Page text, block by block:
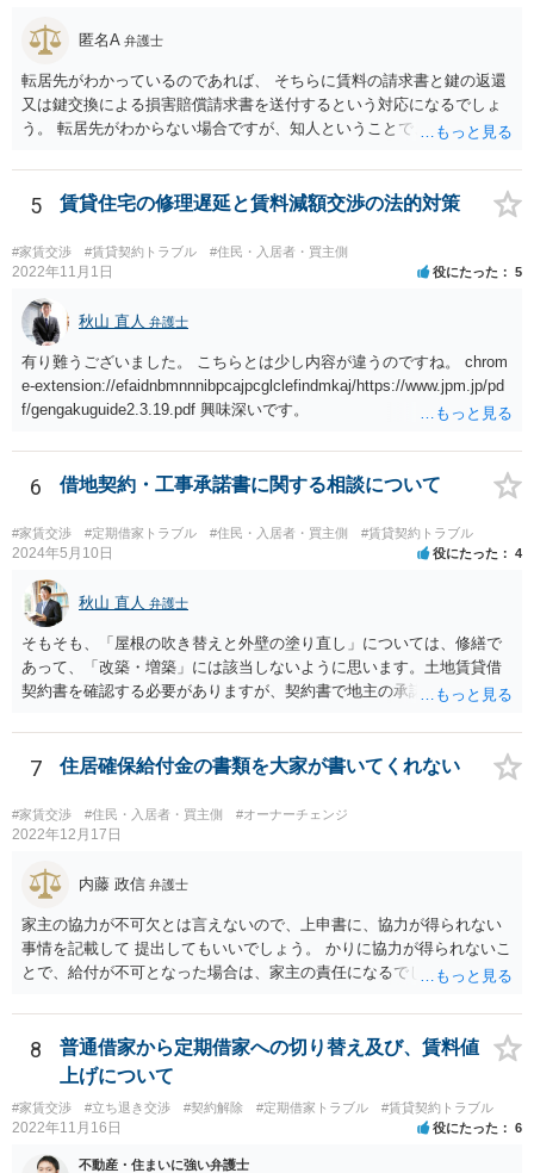
匿名A 弁護士
転居先がわかっているのであれば、 そちらに賃料の請求書と鍵の返還
又は鍵交換による損害賠償請求書を送付するという対応になるでしょ
う。 転居先がわからない場合ですが、知人ということで、連絡がつく
で、適切な対応が望めない場合は、債権回収を弁護士に依頼すること
をご検討ください。
5 賃貸住宅の修理遅延と賃料減額交渉の法的対策
#家賃交渉 #賃貸契約トラブル #住民・入居者・買主側
2022年11月1日 役にたった 5
秋山 直人 弁護士
有り難うございました。 こちらとは少し内容が違うのですね。 chrom
e-extension://efaidnbmnnnibpcajpcglclefindmkaj/https://www.jpm.jp/pd
f/gengakuguide2.3.19.pdf 興味深いです。
6 借地契約・工事承諾書に関する相談について
#家賃交渉 #定期借家トラブル #住民・入居者・買主側 #賃貸契約トラブル
2024年5月10日 役にたった 4
秋山 直人 弁護士
そもそも、「屋根の吹き替えと外壁の塗り直し」については、修繕で
あって、「改築・増築」には該当しないように思います。土地賃貸借
契約書を確認する必要がありますが、契約書で地主の承諾が必要とさ
いのであれば、そもそも地主の承諾は不要なのではないでしょうか。
窓の補修も修繕でしょう。 地代の1．8倍増額というのも無理があるよ
うに思います。2010年から地代が14年間据え置きなのであれば、増額
はやむを得ないと思いますが、（もちろん立地にもよりますが）80％
増が認められる可能性は低いように思います。 地代増額については、
立しなければ、地代増額の裁判を起こして、裁判所選任の不動産鑑定
士による鑑定などを実施して増額が相当と認めてもらわなければでき
ないことです。そう簡単ではありません。 土地賃貸借から家屋の賃貸
借に転換するなどということには全く応じる必要がありません。借地
人から建物を無償で（？）買い取って借地権を奪おうということでし
7 住居確保給付金の書類を大家が書いてくれない
#家賃交渉 #住民・入居者・買主側 #オーナーチェンジ
2022年12月17日
内藤 政信 弁護士
家主の協力が不可欠とは言えないので、上申書に、協力が得られない
事情を記載して 提出してもいいでしょう。 かりに協力が得られないこ
とで、給付が不可となった場合は、家主の責任になるでしょう。
8
普通借家から定期借家への切り替え及び、賃料値
上げについて
#家賃交渉 #立ち退き交渉 #契約解除 #定期借家トラブル #賃貸契約トラブル
2022年11月16日 役にたった 6
不動産・住まいに強い弁護士